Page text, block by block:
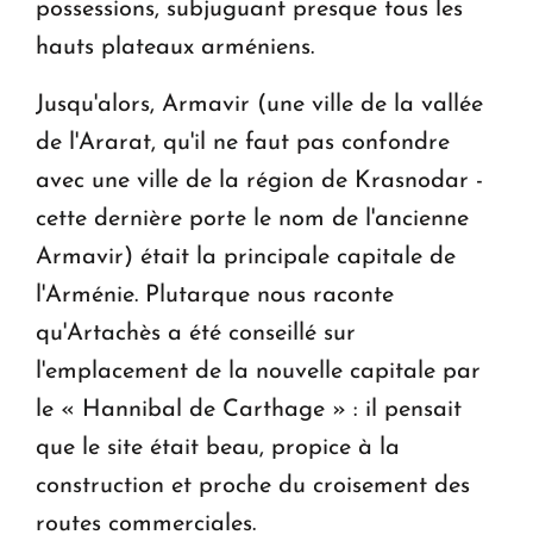
possessions, subjuguant presque tous les
hauts plateaux arméniens.
Jusqu'alors, Armavir (une ville de la vallée
de l'Ararat, qu'il ne faut pas confondre
avec une ville de la région de Krasnodar -
cette dernière porte le nom de l'ancienne
Armavir) était la principale capitale de
l'Arménie. Plutarque nous raconte
qu'Artachès a été conseillé sur
l'emplacement de la nouvelle capitale par
le « Hannibal de Carthage » : il pensait
que le site était beau, propice à la
construction et proche du croisement des
routes commerciales.